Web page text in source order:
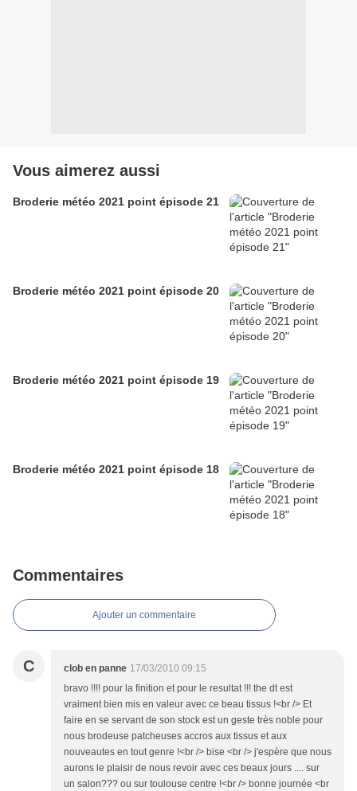
Vous aimerez aussi
Broderie météo 2021 point épisode 21
Broderie météo 2021 point épisode 20
Broderie météo 2021 point épisode 19
Broderie météo 2021 point épisode 18
Commentaires
Ajouter un commentaire
C clob en panne 17/03/2010 09:15
bravo !!!! pour la finition et pour le resultat !!! the dt est
vraiment bien mis en valeur avec ce beau tissus !<br /> Et
faire en se servant de son stock est un geste très noble pour
nous brodeuse patcheuses accros aux tissus et aux
nouveautes en tout genre !<br /> bise <br /> j'espère que nous
aurons le plaisir de nous revoir avec ces beaux jours .... sur
un salon??? ou sur toulouse centre !<br /> bonne journée <br